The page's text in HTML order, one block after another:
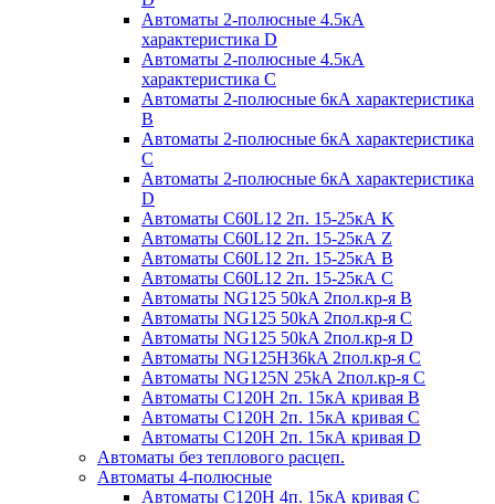
Автоматы 2-полюсные 4.5кА
характеристика D
Автоматы 2-полюсные 4.5кА
характеристика С
Автоматы 2-полюсные 6кА характеристика
B
Автоматы 2-полюсные 6кА характеристика
C
Автоматы 2-полюсные 6кА характеристика
D
Автоматы C60L12 2п. 15-25кА K
Автоматы C60L12 2п. 15-25кА Z
Автоматы C60L12 2п. 15-25кА B
Автоматы C60L12 2п. 15-25кА C
Автоматы NG125 50kA 2пол.кр-я B
Автоматы NG125 50kA 2пол.кр-я C
Автоматы NG125 50kA 2пол.кр-я D
Автоматы NG125H36kA 2пол.кр-я C
Автоматы NG125N 25kA 2пол.кр-я C
Автоматы С120H 2п. 15кА кривая B
Автоматы С120H 2п. 15кА кривая C
Автоматы С120H 2п. 15кА кривая D
Автоматы без теплового расцеп.
Автоматы 4-полюсные
Автоматы С120H 4п. 15кА кривая C